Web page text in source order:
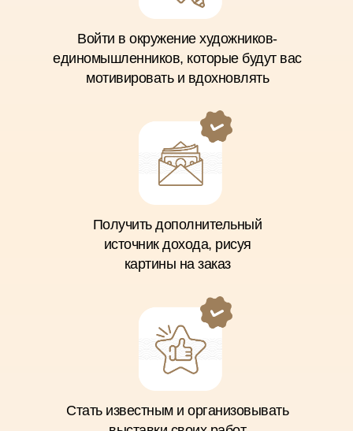
Стать известным и организовывать
Войти в окружение художников-
единомышленников, которые будут вас
мотивировать и вдохновлять
Получить дополнительный
источник дохода, рисуя
картины на заказ